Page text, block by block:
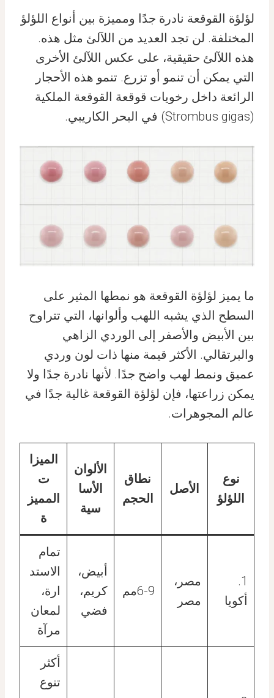
لؤلؤة القوقعة نادرة جدًا ومميزة بين أنواع اللؤلؤ
المختلفة. لن تجد العديد من اللآلئ مثل هذه.
هذه اللآلئ حقيقية، على عكس اللآلئ الأخرى
التي يمكن أن تنمو أو تزرع. تنمو هذه الأحجار
الرائعة داخل رخويات قوقعة القوقعة الملكية
(Strombus gigas) في البحر الكاريبي.
ما يميز لؤلؤة القوقعة هو نمطها المثير على
السطح الذي يشبه اللهب وألوانها، التي تتراوح
بين الأبيض والأصفر إلى الوردي الزاهي
والبرتقالي. الأكثر قيمة منها ذات لون وردي
عميق ونمط لهب واضح جدًا. لأنها نادرة جدًا ولا
يمكن زراعتها، فإن لؤلؤة القوقعة غالية جدًا في
عالم المجوهرات.
نوع
اللؤلؤ
الأصل
نطاق
الحجم
الألوان
الأسا
سية
الميزا
ت
المميز
ة
1.
أكويا
مصر،
مصر
6-9مم
أبيض،
كريم،
فضي
تمام
الاستد
ارة،
لمعان
مرآة
أكثر
تنوع